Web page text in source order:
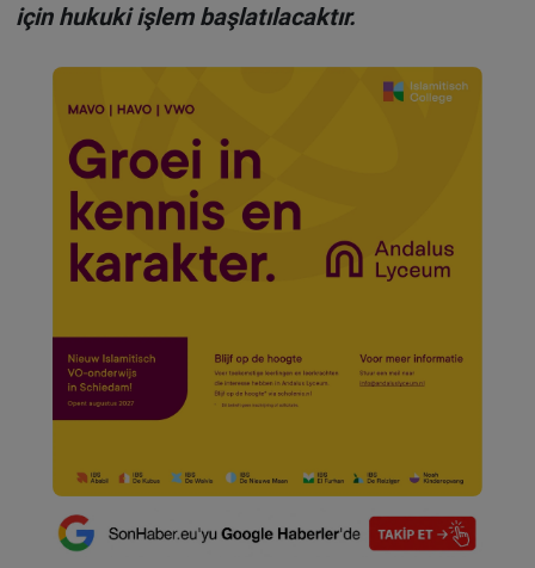
için hukuki işlem başlatılacaktır.